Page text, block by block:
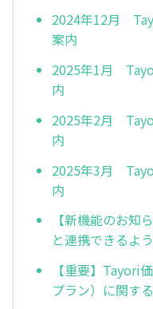
2024年12月
案内
2025年1月
内
2025年2月
内
2025年3月
内
【新機能のお知
と連携できるよ
【重要】Tayori
プラン）に関す